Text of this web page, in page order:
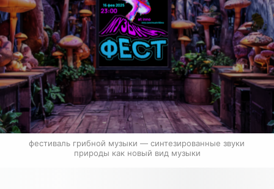
фестиваль грибной музыки — синтезированные звуки
природы как новый вид музыки